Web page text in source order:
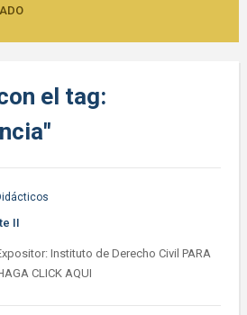
el tag:
II
Instituto de Derecho Civil PARA
CLICK AQUI